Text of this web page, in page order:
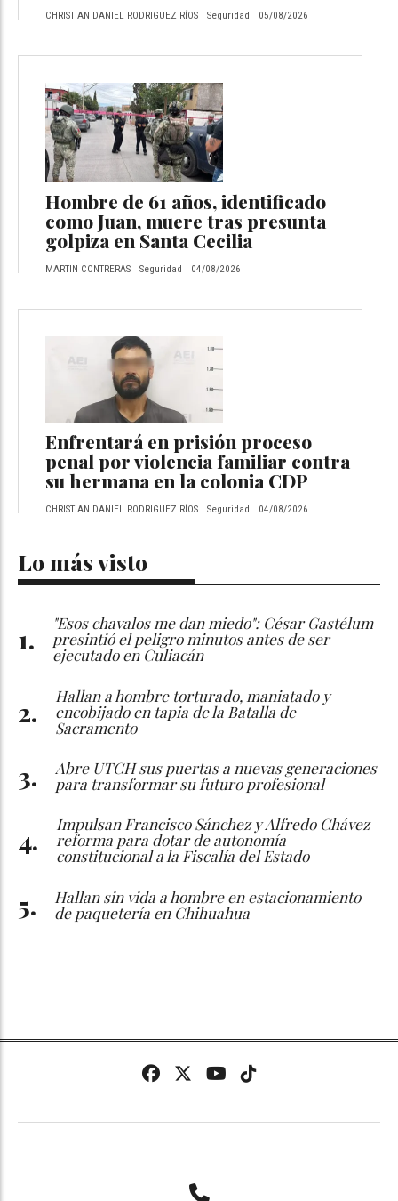
CHRISTIAN DANIEL RODRIGUEZ RÍOS Seguridad 05/08/2026
Hombre de 61 años, identificado
como Juan, muere tras presunta
golpiza en Santa Cecilia
MARTIN CONTRERAS Seguridad 04/08/2026
Enfrentará en prisión proceso
penal por violencia familiar contra
su hermana en la colonia CDP
CHRISTIAN DANIEL RODRIGUEZ RÍOS Seguridad 04/08/2026
Lo más visto
"Esos chavalos me dan miedo": César Gastélum
presintió el peligro minutos antes de ser
ejecutado en Culiacán
Hallan a hombre torturado, maniatado y
encobijado en tapia de la Batalla de
Sacramento
Abre UTCH sus puertas a nuevas generaciones
para transformar su futuro profesional
Impulsan Francisco Sánchez y Alfredo Chávez
reforma para dotar de autonomía
constitucional a la Fiscalía del Estado
Hallan sin vida a hombre en estacionamiento
de paquetería en Chihuahua